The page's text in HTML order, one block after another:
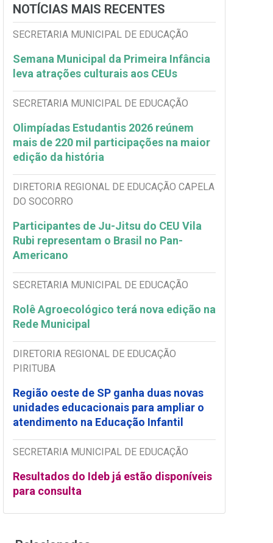
NOTÍCIAS MAIS RECENTES
SECRETARIA MUNICIPAL DE EDUCAÇÃO
Semana Municipal da Primeira Infância
leva atrações culturais aos CEUs
SECRETARIA MUNICIPAL DE EDUCAÇÃO
Olimpíadas Estudantis 2026 reúnem
mais de 220 mil participações na maior
edição da história
DIRETORIA REGIONAL DE EDUCAÇÃO CAPELA
DO SOCORRO
Participantes de Ju-Jitsu do CEU Vila
Rubi representam o Brasil no Pan-
Americano
SECRETARIA MUNICIPAL DE EDUCAÇÃO
Rolê Agroecológico terá nova edição na
Rede Municipal
DIRETORIA REGIONAL DE EDUCAÇÃO
PIRITUBA
Região oeste de SP ganha duas novas
unidades educacionais para ampliar o
atendimento na Educação Infantil
SECRETARIA MUNICIPAL DE EDUCAÇÃO
Resultados do Ideb já estão disponíveis
para consulta